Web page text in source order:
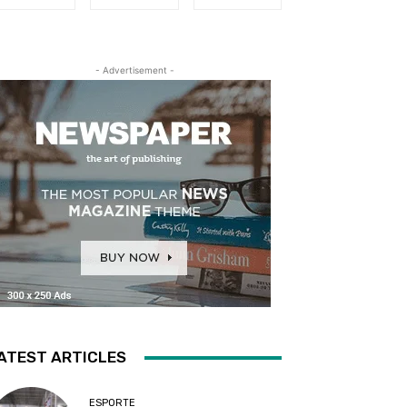
- Advertisement -
ARTICLES
ESPORTE